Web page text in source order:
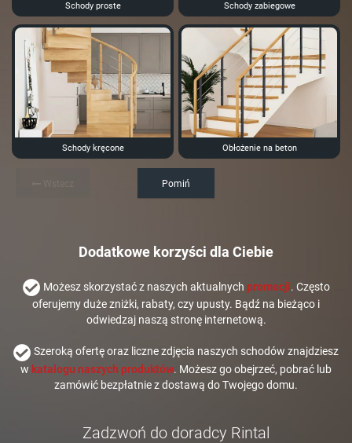
Schody proste Schody zabiegowe
Schody kręcone Obłożenie na beton
Pomiń
Dodatkowe korzyści dla Ciebie
Możesz skorzystać z naszych aktualnych promocji. Często
oferujemy duże zniżki, rabaty, czy upusty. Bądź na bieżąco i
odwiedzaj naszą stronę internetową.
Szeroką ofertę oraz liczne zdjęcia naszych schodów znajdziesz
w katalogu naszych produktów. Możesz go obejrzeć, pobrać lub
zamówić bezpłatnie z dostawą do Twojego domu.
Zadzwoń do doradcy Rintal